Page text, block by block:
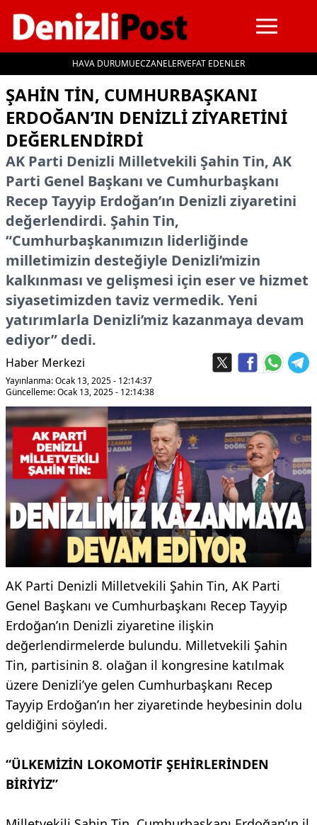
HAVA DURUMUECZANELERVEFAT EDENLER
İçeriğe geç
ŞAHIN TIN, CUMHURBAŞKANI
ERDOĞAN’IN DENIZLI ZIYARETINI
DEĞERLENDIRDI
AK Parti Denizli Milletvekili Şahin Tin, AK
Parti Genel Başkanı ve Cumhurbaşkanı
Recep Tayyip Erdoğan’ın Denizli ziyaretini
değerlendirdi. Şahin Tin,
“Cumhurbaşkanımızın liderliğinde
milletimizin desteğiyle Denizli’mizin
kalkınması ve gelişmesi için eser ve hizmet
siyasetimizden taviz vermedik. Yeni
yatırımlarla Denizli’miz kazanmaya devam
ediyor” dedi.
Haber Merkezi
Yayınlanma: Ocak 13, 2025 - 12:14:37
Güncelleme: Ocak 13, 2025 - 12:14:38
AK Parti Denizli Milletvekili Şahin Tin, AK Parti
Genel Başkanı ve Cumhurbaşkanı Recep Tayyip
Erdoğan’ın Denizli ziyaretine ilişkin
değerlendirmelerde bulundu. Milletvekili Şahin
Tin, partisinin 8. olağan il kongresine katılmak
üzere Denizli’ye gelen Cumhurbaşkanı Recep
Tayyip Erdoğan’ın her ziyaretinde heybesinin dolu
geldiğini söyledi.
“ÜLKEMİZİN LOKOMOTİF ŞEHİRLERİNDEN
BİRİYİZ”